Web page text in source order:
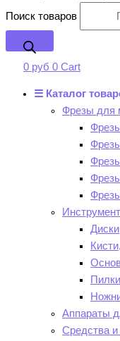
Поиск товаров
0 руб 0 Cart
☰ Каталог
Фрезы для
Аппараты
Средства